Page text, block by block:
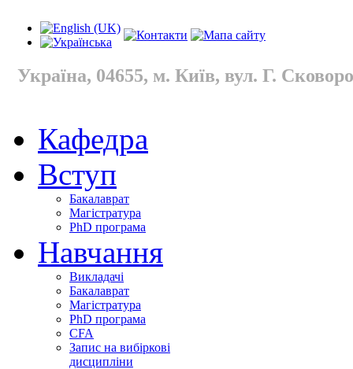
Україна, 04655, м. Київ, вул. Г.
Кафедра
Вступ
Бакалаврат
Магістратура
PhD програма
Навчання
Викладачі
Бакалаврат
Магістратура
PhD програма
CFA
Запис на вибіркові
дисципліни